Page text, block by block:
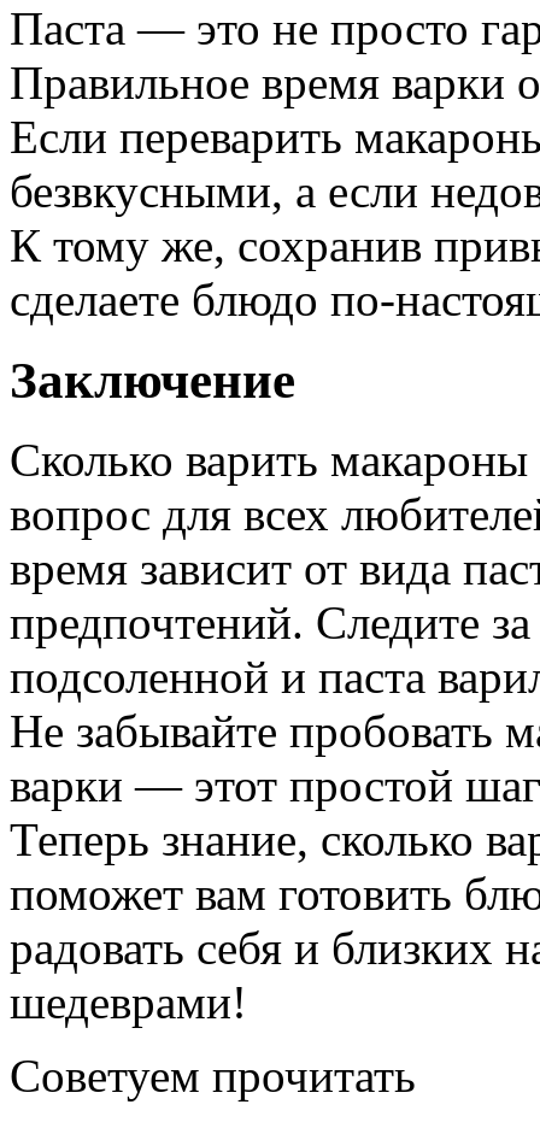
Паста — это не просто
Правильное время варки
Если переварить
безвкусными, а если
К тому же, сохранив
сделаете блюдо по-
Заключение
Сколько варить
вопрос для всех
время зависит от вида
предпочтений. Следите
подсоленной и паста
Не забывайте пробовать
варки — этот простой
Теперь знание, сколько
поможет вам готовить
радовать себя и близких
шедеврами!
Советуем прочитать